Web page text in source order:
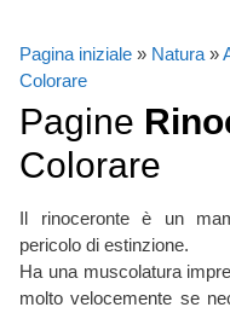
Pagina iniziale » Natura »
Colorare
Pagine
Colorare
Il rinoceronte è un
pericolo di estinzione.
Ha una muscolatura
molto velocemente se